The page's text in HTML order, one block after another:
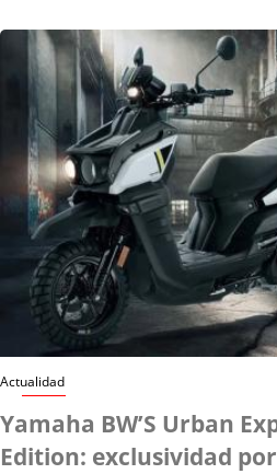
Actualidad
Yamaha BW’S Urban
Edition: exclusividad